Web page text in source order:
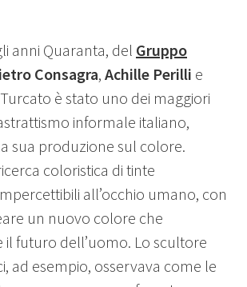
anni Quaranta, del Gruppo
Consagra, Achille Perilli e
è stato uno dei maggiori
informale italiano,
sua produzione sul colore.
coloristica di tinte
all’occhio umano, con
un nuovo colore che
il futuro dell’uomo. Lo scultore
ad esempio, osservava come le